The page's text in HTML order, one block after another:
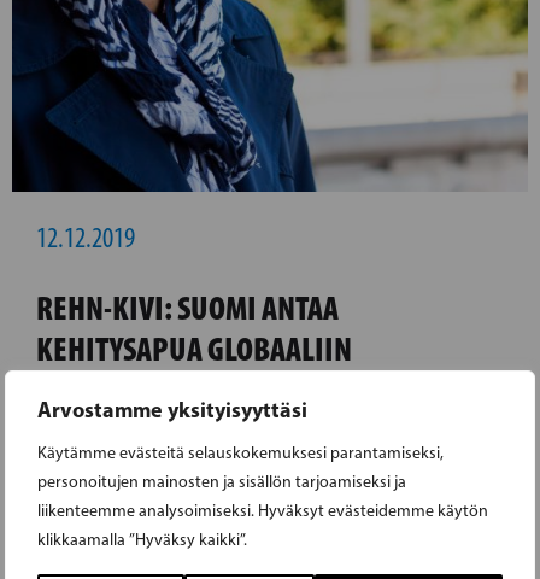
Arvostamme yksityisyyttäsi
Käytämme evästeitä selauskokemuksesi parantamiseksi,
personoitujen mainosten ja sisällön tarjoamiseksi ja
liikenteemme analysoimiseksi. Hyväksyt evästeidemme käytön
klikkaamalla ”Hyväksy kaikki”.
12.12.2019
REHN-KIVI: SUOMI ANTAA
KEHITYSAPUA GLOBAALIIN
Eduskunnan valtiovarainkunta on saanut
mietintönsä ensi vuoden talousarviosta
valmiiksi. Siinä ehdotetaan ensimmäistä